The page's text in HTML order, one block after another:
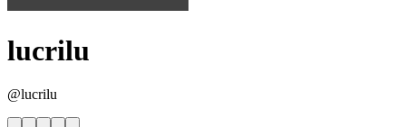
lucrilu
@lucrilu